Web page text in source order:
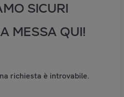
SICURI
MESSA QUI!
richiesta è introvabile.